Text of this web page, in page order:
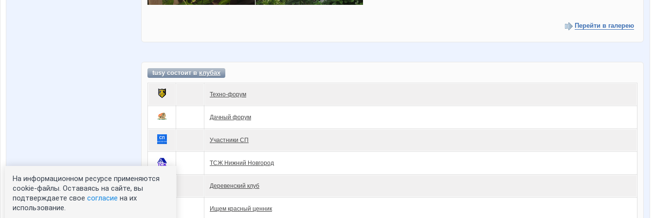
Перейти в галерею
tusy состоит вклубах
Техно-форум
Дачный форум
Участники СП
ТСЖ Нижний Новгород
Деревенский клуб
Ищем красный ценник
На информационном ресурсе применяются
cookie-файлы. Оставаясь на сайте, вы
подтверждаете свое согласие на их
использование.